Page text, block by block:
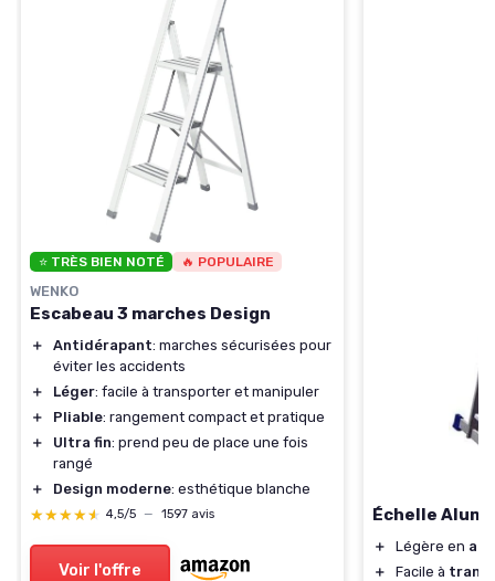
⭐ TRÈS BIEN NOTÉ 🔥 POPULAIRE
WENKO
Escabeau 3 marches Design
＋ Antidérapant: marches sécurisées pour
éviter les accidents
＋
Léger: facile à transporter et manipuler
＋
Pliable: rangement compact et pratique
＋
Ultra fin: prend peu de place une fois
rangé
＋
Design moderne: esthétique blanche
★★★★★
★★★★★ 4,5/5 — 1597 avis
Voir l'offre
Échelle
＋ Légère en
＋
Facile à